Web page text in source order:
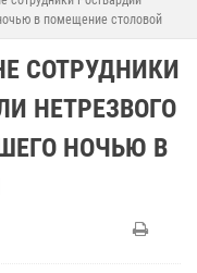
в помещение столовой
СОТРУДНИКИ
НЕТРЕЗВОГО
НОЧЬЮ В